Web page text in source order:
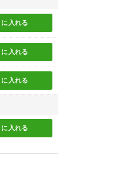
入れる
入れる
入れる
入れる